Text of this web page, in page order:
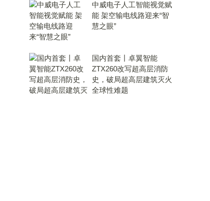
中威电子人工智能视觉赋
能 架空输电线路迎来“智
慧之眼”
国内首套丨卓翼智能
ZTX260改写超高层消防
史，破局超高层建筑灭火
全球性难题